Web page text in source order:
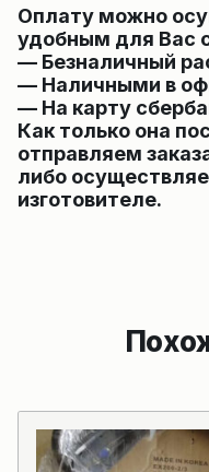
Оплату можно
удобным для Вас
— Безналичный
— Наличными в
— На карту
Как только она
отправляем
либо
изготовителе.